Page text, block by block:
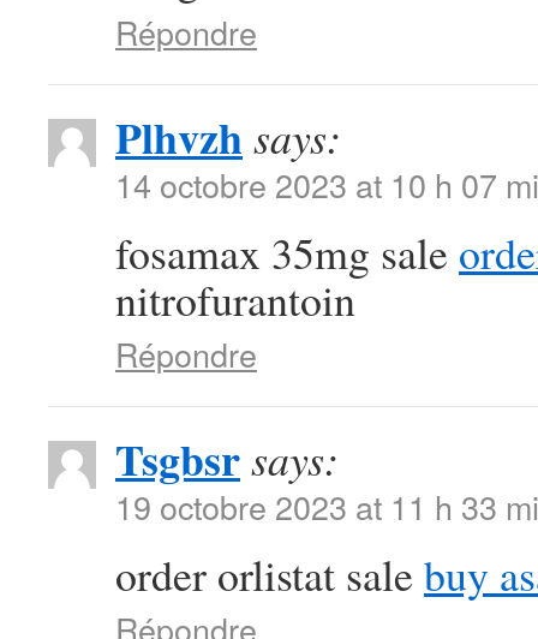
Répondre
Plhvzhsays:
14 octobre 2023 at 10 h 07
fosamax 35mg sale
nitrofurantoin
Répondre
Tsgbsrsays:
19 octobre 2023 at 11 h 33
order orlistat sale buy
Répondre